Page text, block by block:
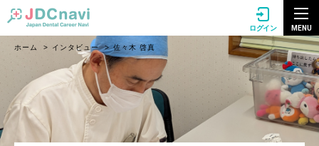
ログイン MENU
ホーム インタビュー 佐々木 啓真